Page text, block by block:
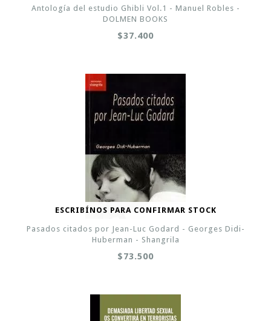
Antología del estudio Ghibli Vol.1 - Manuel Robles -
DOLMEN BOOKS
$37.400
ESCRIBÍNOS PARA CONFIRMAR STOCK
Pasados citados por Jean-Luc Godard - Georges Didi-
Huberman - Shangrila
$73.500